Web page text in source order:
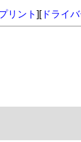
リント ][ドライ